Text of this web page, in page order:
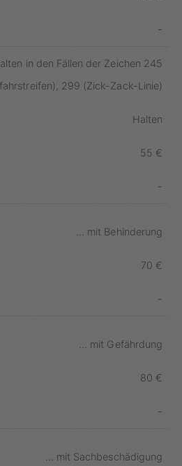
-
in den Fällen der Zeichen 245
299 (Zick-Zack-Linie)
Halten
55 €
-
... mit Behinderung
70 €
-
... mit Gefährdung
80 €
-
... mit Sachbeschädigung